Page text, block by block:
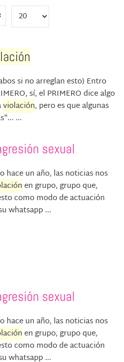
si no arreglan esto) Entro
sí, el PRIMERO dice algo
violación, pero es que algunas
...
sexual
un año, las noticias nos
en grupo, grupo que,
como modo de actuación
whatsapp ...
sexual
un año, las noticias nos
en grupo, grupo que,
como modo de actuación
whatsapp ...